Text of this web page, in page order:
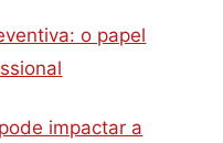
o papel
impactar a